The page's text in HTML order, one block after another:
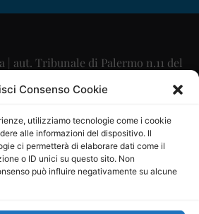
Consenso Cookie
utilizziamo tecnologie come i cookie
alle informazioni del dispositivo. Il
ci permetterà di elaborare dati come il
o ID unici su questo sito. Non
può influire negativamente su alcune
aut. Tribunale di Palermo n.11 del
29/09/2015
Maurizio Scaglione
Maria Calabrese